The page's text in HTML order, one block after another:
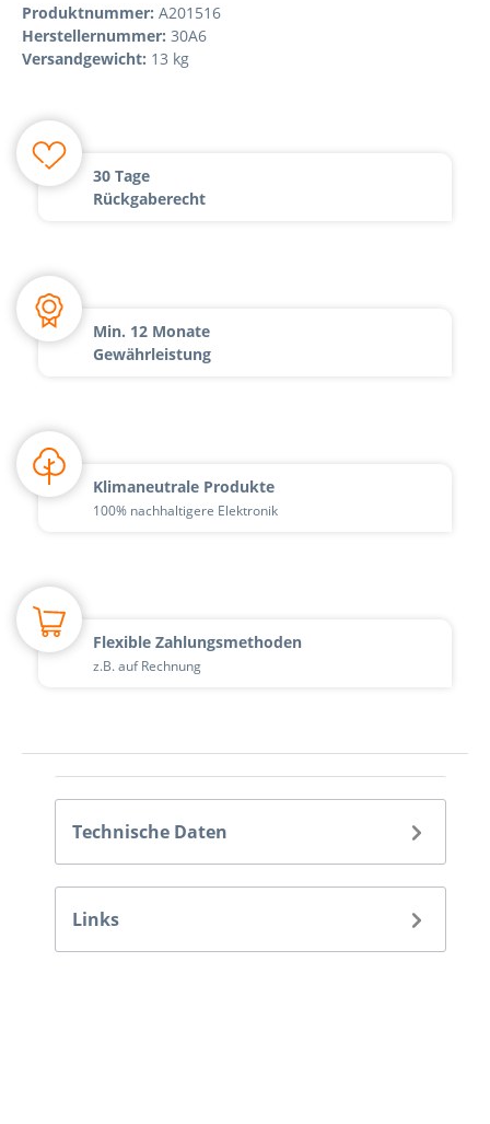
Produktnummer: A201516
Herstellernummer: 30A6
Versandgewicht: 13 kg
30 Tage
Rückgaberecht
Min. 12 Monate
Gewährleistung
Klimaneutrale Produkte
100% nachhaltigere Elektronik
Flexible Zahlungsmethoden
z.B. auf Rechnung
Technische Daten
Links